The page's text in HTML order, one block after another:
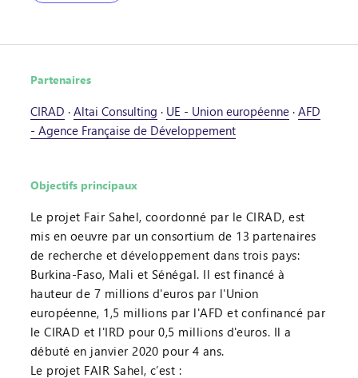
Partenaires
CIRAD · Altai Consulting · UE - Union européenne· AFD
- Agence Française de Développement
Objectifs principaux
Le projet Fair Sahel, coordonné par le CIRAD, est
mis en oeuvre par un consortium de 13 partenaires
de recherche et développement dans trois pays:
Burkina-Faso, Mali et Sénégal. Il est financé à
hauteur de 7 millions d'euros par l'Union
européenne, 1,5 millions par l'AFD et confinancé par
le CIRAD et l'IRD pour 0,5 millions d'euros. Il a
débuté en janvier 2020 pour 4 ans.
Le projet FAIR Sahel, c’est :